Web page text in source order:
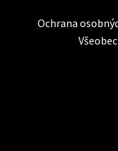
Ochrana